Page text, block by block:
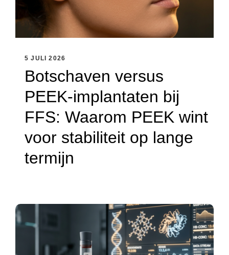
5 JULI 2026
Botschaven versus
PEEK-implantaten bij
FFS: Waarom PEEK wint
voor stabiliteit op lange
termijn